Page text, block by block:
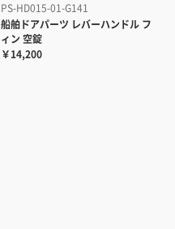
PS-HD015-01-G141
船舶ドアパーツ レバーハンドル フ
ィン 空錠
￥14,200